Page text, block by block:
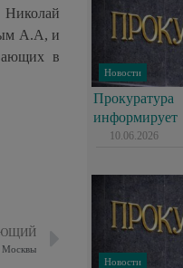
А.А, и
в
Москвы
Новости
Прокуратура
информирует
10.06.2026
Новости